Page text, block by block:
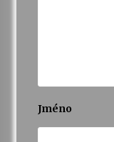
Jméno